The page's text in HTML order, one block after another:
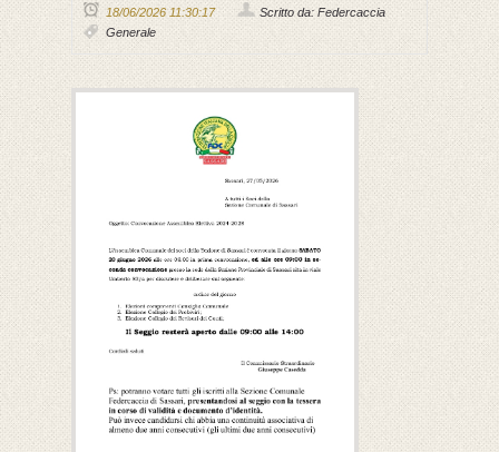
18/06/2026 11:30:17
Scritto da: Federcaccia
Generale